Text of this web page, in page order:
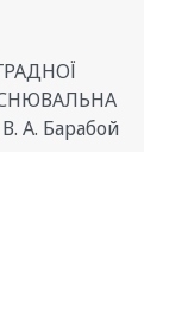
А. Барабой